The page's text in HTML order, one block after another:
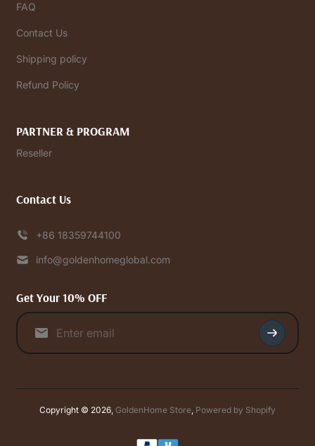
FAQ
Contact Us
Shipping policy
Refund Policy
PARTNER & PROGRAM
Reseller
Contact Us
+86 18359744100
info@goldenhomeglobal.com
Get Your 10% OFF
Copyright © 2026, GoldenHome Store, Powered by Shopify